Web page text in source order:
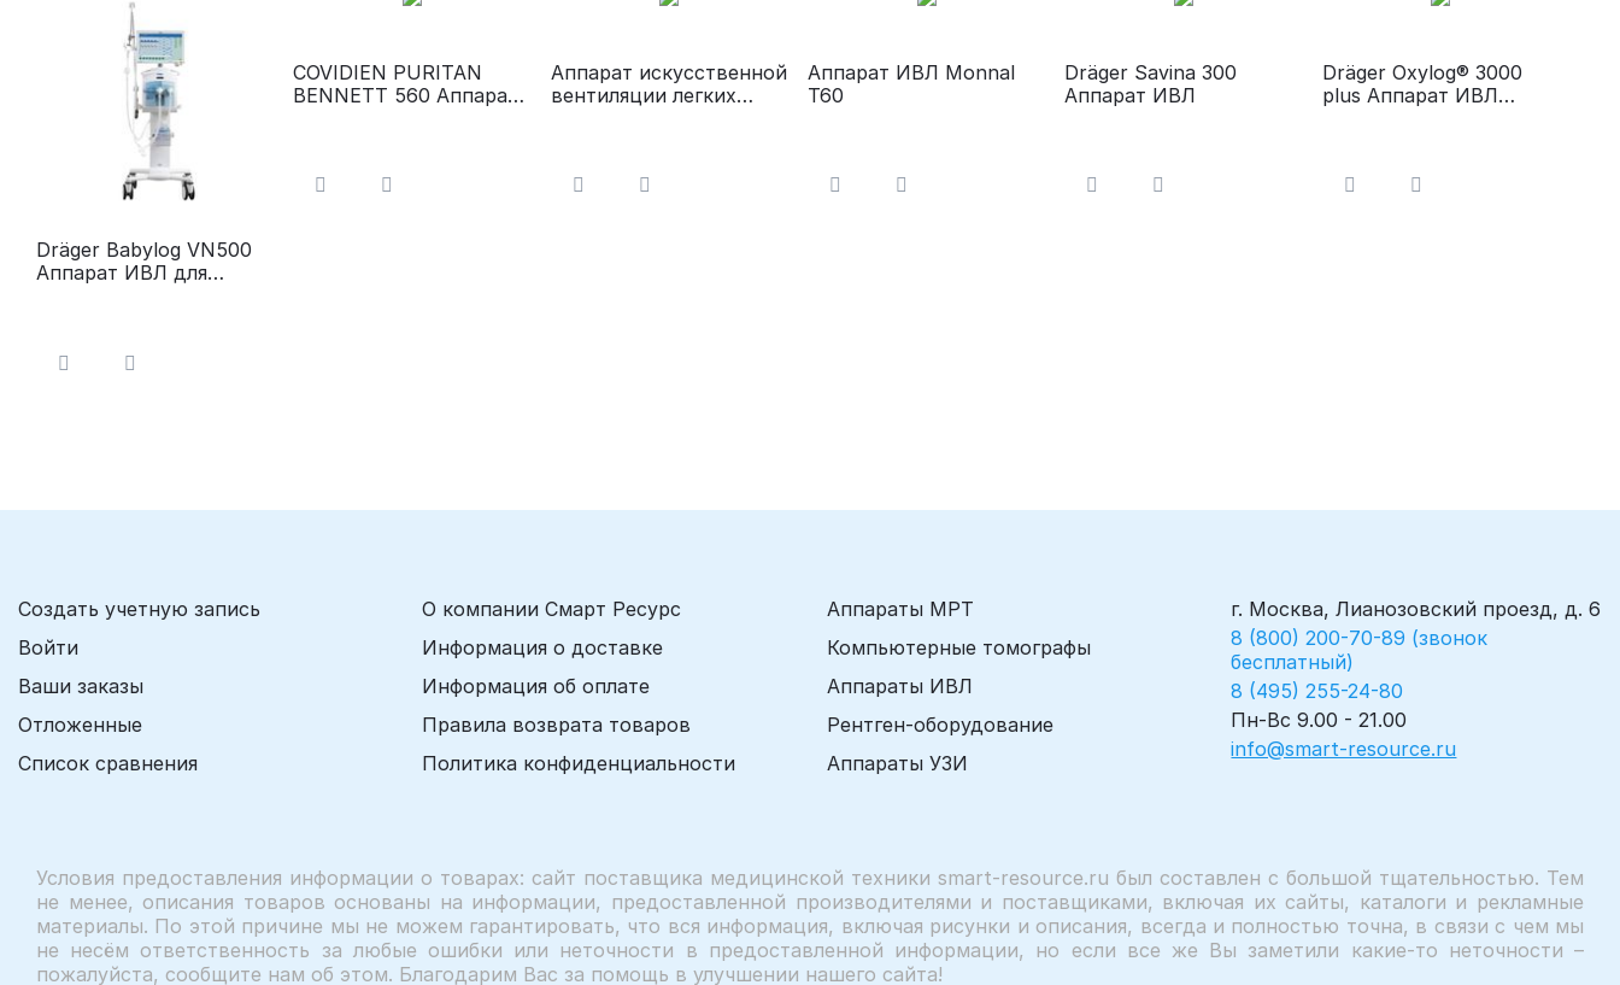
Dräger Babylog VN500
Аппарат ИВЛ для
COVIDIEN PURITAN
BENNETT 560 Аппарат
Аппарат искусственной
вентиляции легких
Аппарат ИВЛ Monnal
T60
Dräger Savina 300
Аппарат ИВЛ
Dräger Oxylog® 3000
plus Аппарат ИВЛ
Создать учетную запись
Войти
Ваши заказы
Отложенные
Список сравнения
О компании Смарт Ресурс
Информация о доставке
Информация об оплате
Правила возврата товаров
Политика конфиденциальности
Аппараты МРТ
Компьютерные томографы
Аппараты ИВЛ
Рентген-оборудование
Аппараты УЗИ
г. Москва, Лианозовский проезд, д. 6
8 (800) 200-70-89 (звонок
бесплатный)
8 (495) 255-24-80
Пн-Вс 9.00 - 21.00
info@smart-resource.ru
Условия предоставления информации о товарах: сайт поставщика медицинской техники smart-resource.ru был составлен с большой тщательностью. Тем
не менее, описания товаров основаны на информации, предоставленной производителями и поставщиками, включая их сайты, каталоги и рекламные
материалы. По этой причине мы не можем гарантировать, что вся информация, включая рисунки и описания, всегда и полностью точна, в связи с чем мы
не несём ответственность за любые ошибки или неточности в предоставленной информации, но если все же Вы заметили какие-то неточности –
пожалуйста, сообщите нам об этом. Благодарим Вас за помощь в улучшении нашего сайта!